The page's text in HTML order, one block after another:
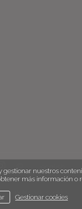
english
política de cookies
nuestros
más información o
Gestionar cookies